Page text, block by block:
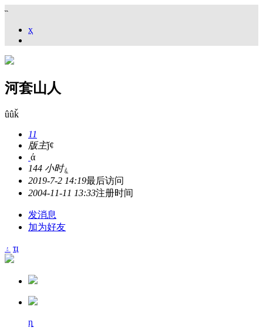
˵
ҳ
河套山人
ûûǩ
11
版主ǰȼ
ά
144 小时ۼ
2019-7-2 14:19最后访问
2004-11-11 13:33注册时间
发消息
加为好友
۽ ҵ
ȵ